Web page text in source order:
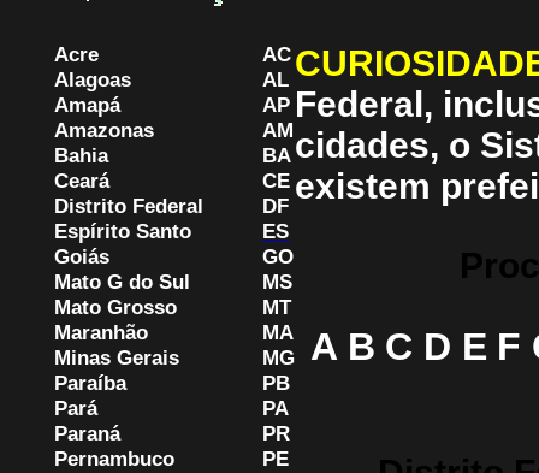
Acre
AC
Alagoas
AL
Amapá
AP
Amazonas
AM
Bahia
BA
Ceará
CE
Distrito Federal
DF
Espírito Santo
ES
Goiás
GO
Mato G do Sul
MS
Mato Grosso
MT
Maranhão
MA
Minas Gerais
MG
Paraíba
PB
Pará
PA
Paraná
PR
Pernambuco
PE
Federal,
cidades, o
existem
A B C D E F